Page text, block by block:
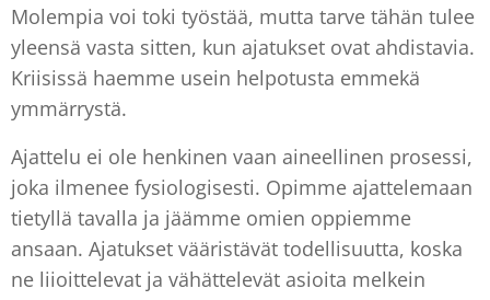
Molempia voi toki työstää, mutta tarve tähän tulee
yleensä vasta sitten, kun ajatukset ovat ahdistavia.
Kriisissä haemme usein helpotusta emmekä
ymmärrystä.
Ajattelu ei ole henkinen vaan aineellinen prosessi,
joka ilmenee fysiologisesti. Opimme ajattelemaan
tietyllä tavalla ja jäämme omien oppiemme
ansaan. Ajatukset vääristävät todellisuutta, koska
ne liioittelevat ja vähättelevät asioita melkein